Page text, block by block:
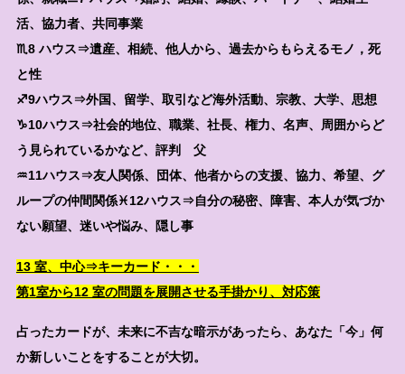
活、協力者、共同事業
♏8 ハウス⇒遺産、相続、他人から、過去からもらえるモノ，死
と性
♐9ハウス⇒外国、留学、取引など海外活動、宗教、大学、思想
♑10ハウス⇒社会的地位、職業、社長、権力、名声、周囲からど
う見られているかなど、評判 父
♒11ハウス⇒友人関係、団体、他者からの支援、協力、希望、グ
ループの仲間関係♓12ハウス⇒自分の秘密、障害、本人が気づか
ない願望、迷いや悩み、隠し事
13 室、中心⇒キーカード・・・
第1室から12 室の問題を展開させる手掛かり、対応策
占ったカードが、未来に不吉な暗示があったら、あなた「今」何
か新しいことをすることが大切。